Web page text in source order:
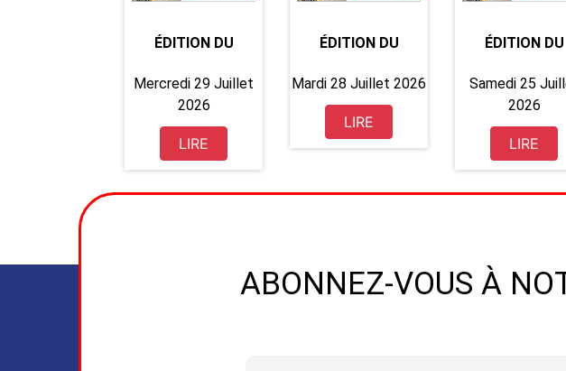
ÉDITION DU
Mercredi 29 Juillet
2026
LIRE
ÉDITION DU
Mardi 28 Juillet 2026
LIRE
ÉDITION DU
Samedi 25
2026
LIRE
ABONNEZ-VOUS À